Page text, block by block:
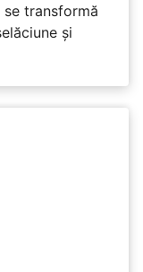
transformă
și